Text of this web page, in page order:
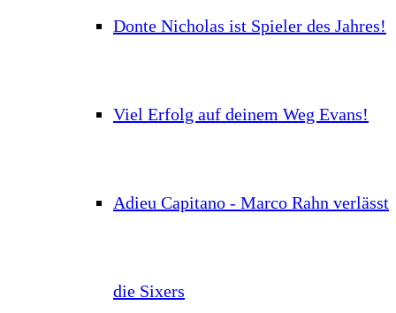
Donte Nicholas ist Spieler des Jahres!
Viel Erfolg auf deinem Weg Evans!
Adieu Capitano - Marco Rahn verlässt
die Sixers